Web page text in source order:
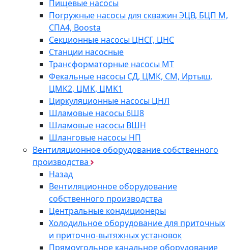
Пищевые насосы
Погружные насосы для скважин ЭЦВ, БЦП М,
СПА4, Boosta
Секционные насосы ЦНСГ, ЦНС
Станции насосные
Трансформаторные насосы МТ
Фекальные насосы СД, ЦМК, СМ, Иртыш,
ЦМК2, ЦМК, ЦМК1
Циркуляционные насосы ЦНЛ
Шламовые насосы 6Ш8
Шламовые насосы ВШН
Шланговые насосы НП
Вентиляционное оборудование собственного
производства
Назад
Вентиляционное оборудование
собственного производства
Центральные кондиционеры
Холодильное оборудование для приточных
и приточно-вытяжных установок
Прямоугольное канальное оборудование